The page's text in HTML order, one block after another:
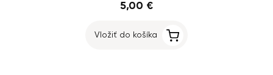
5,00 €
Vložiť do košíka